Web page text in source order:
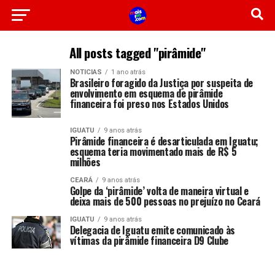
All posts tagged "pirâmide"
NOTICIAS 1 ano atrás
Brasileiro foragido da Justiça por suspeita de
envolvimento em esquema de pirâmide
financeira foi preso nos Estados Unidos
IGUATU 9 anos atrás
Pirâmide financeira é desarticulada em Iguatu;
esquema teria movimentado mais de R$ 5
milhões
CEARÁ 9 anos atrás
Golpe da ‘pirâmide’ volta de maneira virtual e
deixa mais de 500 pessoas no prejuízo no Ceará
IGUATU 9 anos atrás
Delegacia de Iguatu emite comunicado às
vítimas da pirâmide financeira D9 Clube